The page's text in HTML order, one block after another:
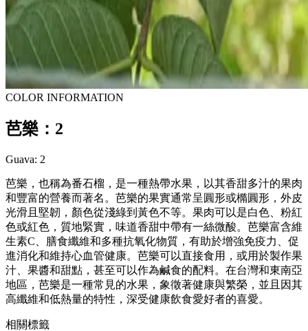
COLOR INFORMATION
芭樂：2
Guava: 2
芭樂，也稱為番石榴，是一種熱帶水果，以其香甜多汁的果肉
和豐富的營養而著名。芭樂的果實通常呈圓形或橢圓形，外皮
光滑且堅韌，顏色從淺綠到黃色不等。果肉可以是白色、粉紅
色或紅色，質地緊實，味道香甜中帶有一絲微酸。芭樂富含維
生素C、膳食纖維和多種抗氧化物質，有助於增強免疫力、促
進消化和維持心血管健康。芭樂可以直接食用，或用於製作果
汁、果醬和甜點，甚至可以作為鹹食的配料。在台灣和東南亞
地區，芭樂是一種常見的水果，象徵著健康與繁榮，並且因其
高纖維和低熱量的特性，深受健康飲食愛好者的喜愛。
相關標籤